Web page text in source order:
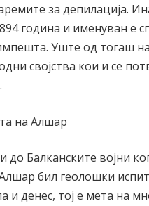
за депилација.
година и именуван е
Уште од тогаш
својства кои и се
на Алшар
до Балканските војни
бил геолошки
и денес, тој е мета на